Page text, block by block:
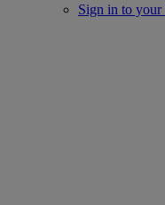
Sign in to your